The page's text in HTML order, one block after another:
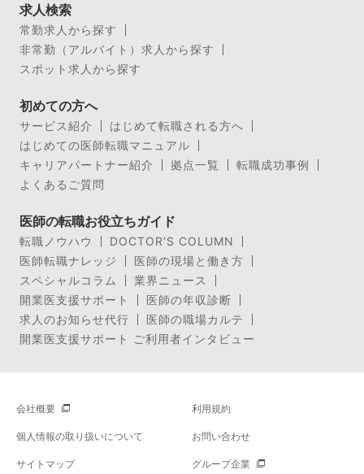
求人検索
常勤求人から探す
非常勤（アルバイト）求人から探す
スポット求人から探す
初めての方へ
サービス紹介
はじめて転職される方へ
はじめての医師転職マニュアル
キャリアパートナー紹介
拠点一覧
転職成功事例
よくあるご質問
医師の転職お役立ちガイド
転職ノウハウ
DOCTOR’S COLUMN
医師転職ナレッジ
医師の現場と働き方
スペシャルコラム
業界ニュース
開業医支援サポート
医師の年収診断
求人のお知らせ代行
医師の職場カルテ
開業医支援サポート ご利用者インタビュー
会社概要 利用規約
個人情報の取り扱いについて お問い合わせ
サイトマップ グループ企業